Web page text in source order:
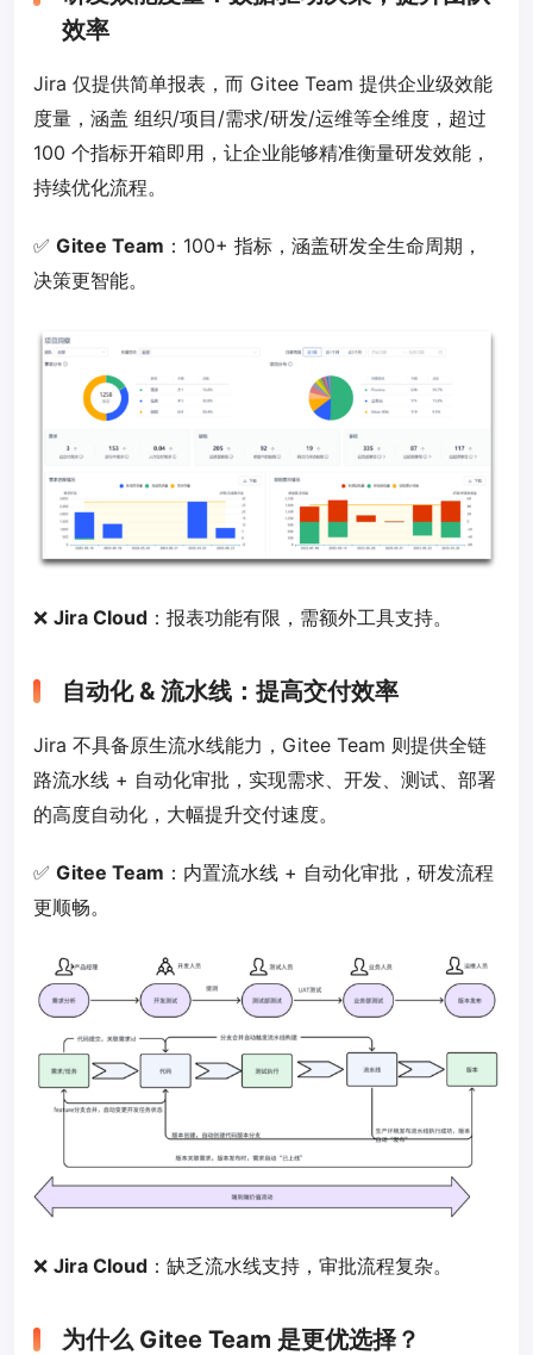
效率
Jira 仅提供简单报表，而 Gitee Team 提供企业级效能
度量，涵盖 组织/项目/需求/研发/运维等全维度，超过
100 个指标开箱即用，让企业能够精准衡量研发效能，
持续优化流程。
✅ Gitee Team ：100+ 指标，涵盖研发全生命周期，
决策更智能。
❌ Jira Cloud ：报表功能有限，需额外工具支持。
自动化 & 流水线：提高交付效率
Jira 不具备原生流水线能力，Gitee Team 则提供全链
路流水线 + 自动化审批，实现需求、开发、测试、部署
的高度自动化，大幅提升交付速度。
✅ Gitee Team ：内置流水线 + 自动化审批，研发流程
更顺畅。
❌ Jira Cloud ：缺乏流水线支持，审批流程复杂。
为什么 Gitee Team 是更优选择？